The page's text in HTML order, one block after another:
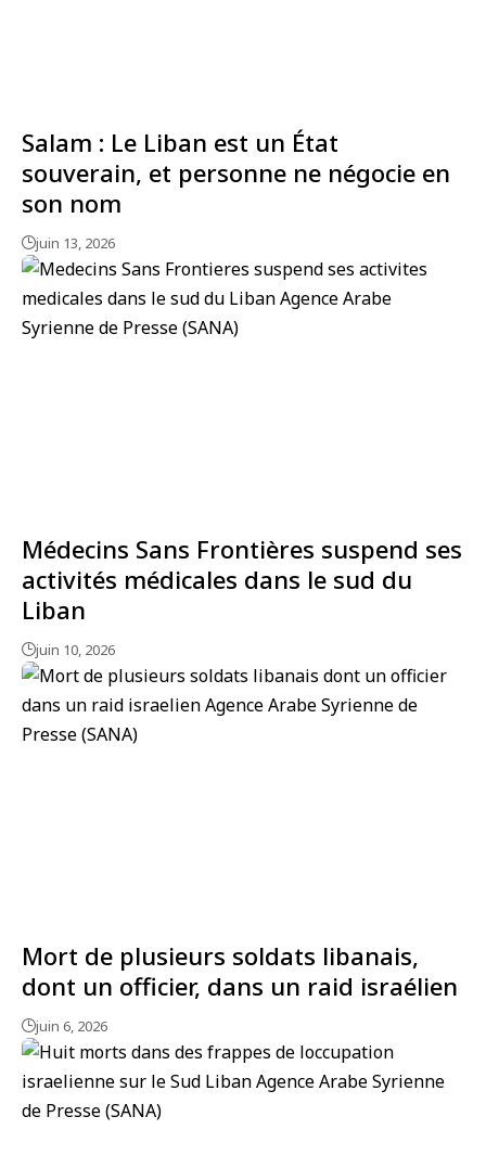
Salam : Le Liban est un État
souverain, et personne ne négocie en
son nom
juin 13, 2026
Médecins Sans Frontières suspend ses
activités médicales dans le sud du
Liban
juin 10, 2026
Mort de plusieurs soldats libanais,
dont un officier, dans un raid israélien
juin 6, 2026